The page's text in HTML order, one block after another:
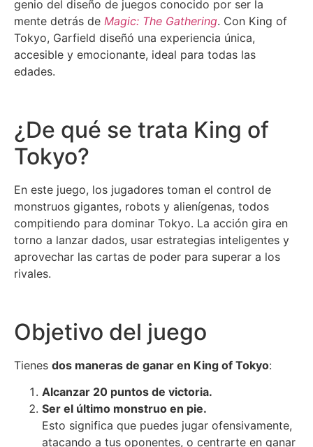
genio del diseño de juegos conocido por ser la
mente detrás de Magic: The Gathering. Con King of
Tokyo, Garfield diseñó una experiencia única,
accesible y emocionante, ideal para todas las
edades.
¿De qué se trata King of
Tokyo?
En este juego, los jugadores toman el control de
monstruos gigantes, robots y alienígenas, todos
compitiendo para dominar Tokyo. La acción gira en
torno a lanzar dados, usar estrategias inteligentes y
aprovechar las cartas de poder para superar a los
rivales.
Objetivo del juego
Tienes dos maneras de ganar en King of Tokyo:
Alcanzar 20 puntos de victoria.
Ser el último monstruo en pie.
Esto significa que puedes jugar ofensivamente,
atacando a tus oponentes, o centrarte en ganar